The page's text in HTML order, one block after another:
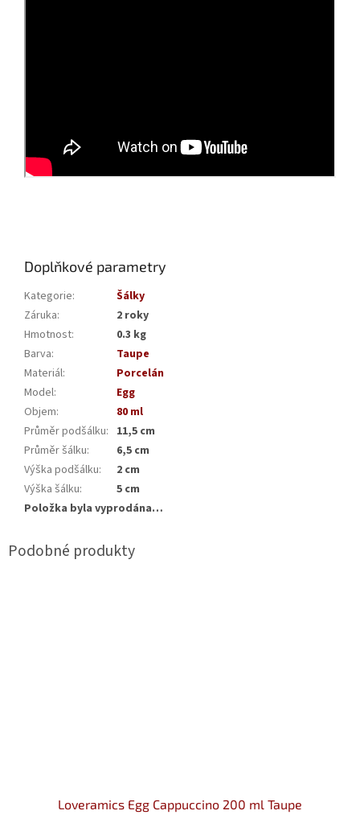
Doplňkové parametry
Kategorie:
Šálky
Záruka:
2 roky
Hmotnost:
0.3 kg
Barva:
Taupe
Materiál:
Porcelán
Model:
Egg
Objem:
80 ml
Průměr podšálku: 11,5 cm
Průměr šálku:
6,5 cm
Výška podšálku:
2 cm
Výška šálku:
5 cm
Položka byla vyprodána…
Loveramics Egg Cappuccino 200 ml Taupe